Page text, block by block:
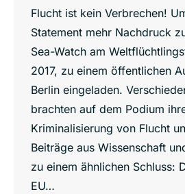
Flucht ist kein Verbrechen!
Statement mehr Nachdruck
Sea-Watch am
2017, zu einem öffentlichen
Berlin eingeladen.
brachten auf dem Podium
Kriminalisierung von Flucht
Beiträge aus Wissenschaft
zu einem ähnlichen Schluss:
EU…